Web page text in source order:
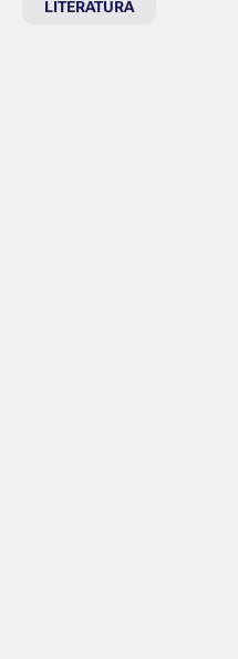
LITERATURA